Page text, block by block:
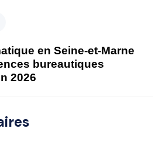
en Seine-et-Marne
bureautiques
2026